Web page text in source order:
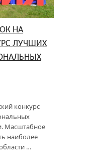
НА
ЛУЧШИХ
конкурс
Масштабное
наиболее
…